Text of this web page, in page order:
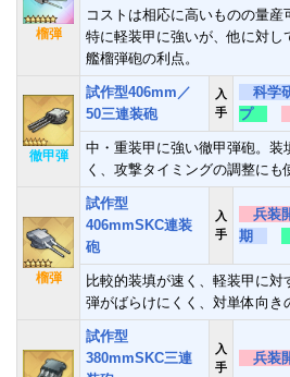
榴弾
コストは相応に高いものの量産
特に軽装甲に強いが、他に対し
艦榴弾砲の利点。
徹甲弾
試作型406mm／
50三連装砲
入
手
科学
プ
中・重装甲に強い徹甲弾砲。装
く、攻撃タイミングの調整にも
榴弾
試作型
406mmSKC連装
砲
入
手
兵装
期
比較的装填が速く、軽装甲に対
弾がばらけにくく、対単体向き
試作型
380mmSKC三連
入
手
兵装